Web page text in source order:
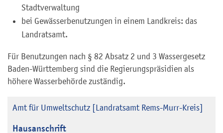
Stadtverwaltung
bei Gewässerbenutzungen in einem Landkreis: das
Landratsamt.
Für Benutzungen nach § 82 Absatz 2 und 3 Wassergesetz
Baden-Württemberg sind die Regierungspräsidien als
höhere Wasserbehörde zuständig.
Amt für Umweltschutz [Landratsamt Rems-Murr-Kreis]
Hausanschrift